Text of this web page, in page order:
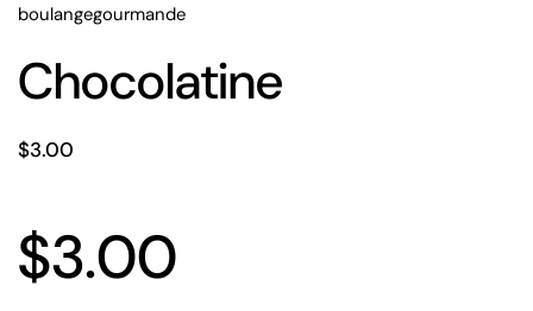
boulangegourmande
Chocolatine
$3.00
$3.00